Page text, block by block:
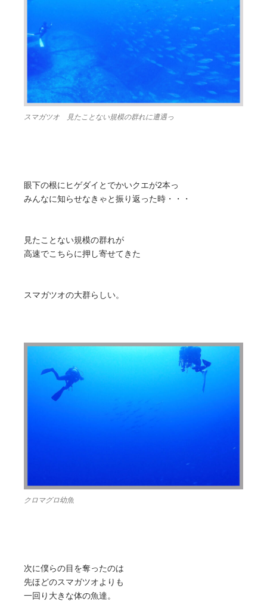
スマガツオ 見たことない規模の群れに遭遇っ
眼下の根にヒゲダイとでかいクエが2本っ
みんなに知らせなきゃと振り返った時・・・
見たことない規模の群れが
高速でこちらに押し寄せてきた
スマガツオの大群らしい。
クロマグロ幼魚
次に僕らの目を奪ったのは
先ほどのスマガツオよりも
一回り大きな体の魚達。